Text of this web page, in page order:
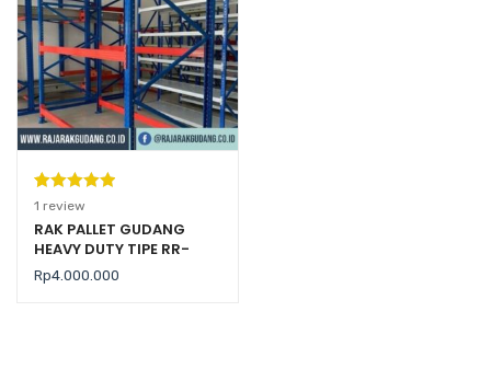
Peringkat
5.00dari 5
berdasarka
n
1
penilaian
1 review
RAK PALLET GUDANG
HEAVY DUTY TIPE RR-
2000 KAPASITAS 2 TON /
LEVEL
Rp4.000.000